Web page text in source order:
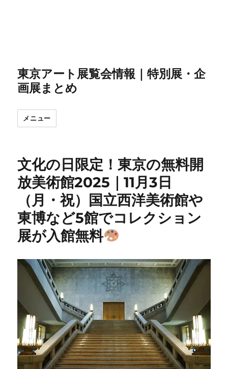
東京アート展覧会情報｜特別展・企
画展まとめ
メニュー
文化の日限定！東京の無料開
放美術館2025｜11月3日
（月・祝）国立西洋美術館や
東博など5館でコレクション
展が入館無料